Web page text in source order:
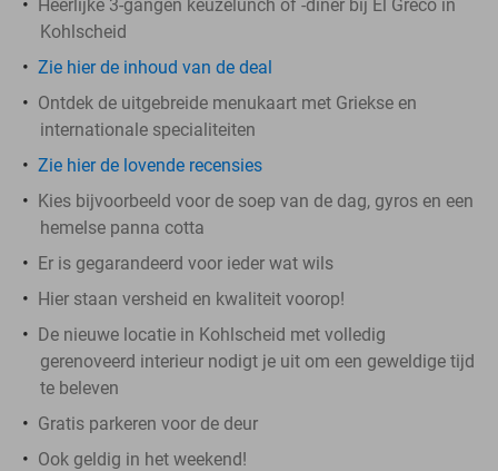
Heerlijke 3-gangen keuzelunch of -diner bij El Greco in
Kohlscheid
Zie hier de inhoud van de deal
Ontdek de uitgebreide menukaart met Griekse en
internationale specialiteiten
Zie hier de lovende recensies
Kies bijvoorbeeld voor de soep van de dag, gyros en een
hemelse panna cotta
Er is gegarandeerd voor ieder wat wils
Hier staan versheid en kwaliteit voorop!
De nieuwe locatie in Kohlscheid met volledig
gerenoveerd interieur nodigt je uit om een geweldige tijd
te beleven
Gratis parkeren voor de deur
Ook geldig in het weekend!